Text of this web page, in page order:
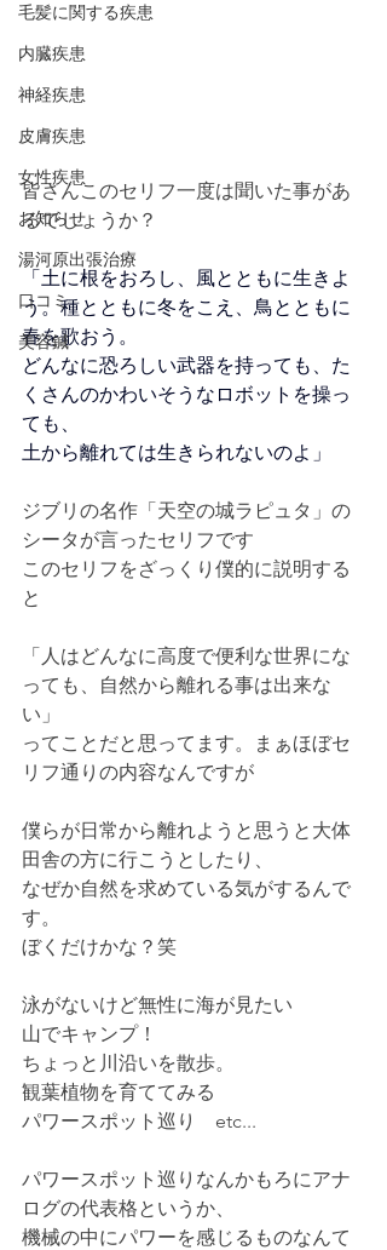
毛髪に関する疾患
内臓疾患
神経疾患
皮膚疾患
女性疾患
お知らせ
湯河原出張治療
口コミ
美容鍼
皆さんこのセリフ一度は聞いた事があ
るでしょうか？
「土に根をおろし、風とともに生きよ
う。種とともに冬をこえ、鳥とともに
春を歌おう。
どんなに恐ろしい武器を持っても、た
くさんのかわいそうなロボットを操っ
ても、
土から離れては生きられないのよ」
ジブリの名作「天空の城ラピュタ」の
シータが言ったセリフです
このセリフをざっくり僕的に説明する
と
「人はどんなに高度で便利な世界にな
っても、自然から離れる事は出来な
い」
ってことだと思ってます。まぁほぼセ
リフ通りの内容なんですが
僕らが日常から離れようと思うと大体
田舎の方に行こうとしたり、
なぜか自然を求めている気がするんで
す。
ぼくだけかな？笑
泳がないけど無性に海が見たい
山でキャンプ！
ちょっと川沿いを散歩。
観葉植物を育ててみる
パワースポット巡り　etc...
パワースポット巡りなんかもろにアナ
ログの代表格というか、
機械の中にパワーを感じるものなんて